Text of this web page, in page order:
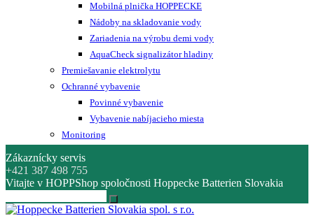
Mobilná plnička HOPPECKE
Nádoby na skladovanie vody
Zariadenia na výrobu demi vody
AquaCheck signalizátor hladiny
Premiešavanie elektrolytu
Ochranné vybavenie
Povinné vybavenie
Vybavenie nabíjacieho miesta
Monitoring
Zákaznícky servis
+421 387 498 755
Vitajte v HOPPShop spoločnosti Hoppecke Batterien Slovakia